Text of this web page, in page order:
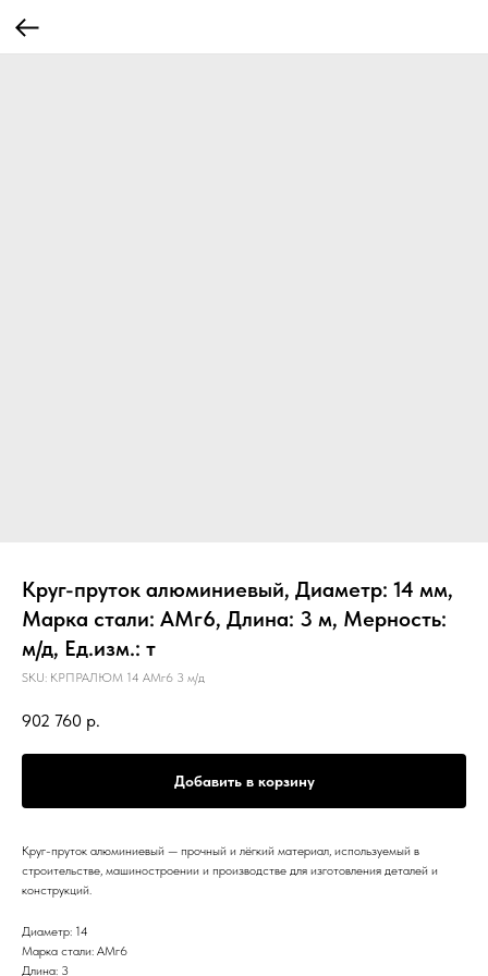
Круг-пруток алюминиевый, Диаметр: 14 мм,
Марка стали: АМг6, Длина: 3 м, Мерность:
м/д, Ед.изм.: т
SKU: КРПРАЛЮМ 14 АМг6 3 м/д
902 760 р.
Добавить в корзину
Круг-пруток алюминиевый — прочный и лёгкий материал, используемый в
строительстве, машиностроении и производстве для изготовления деталей и
конструкций.
Диаметр: 14
Марка стали: АМг6
Длина: 3